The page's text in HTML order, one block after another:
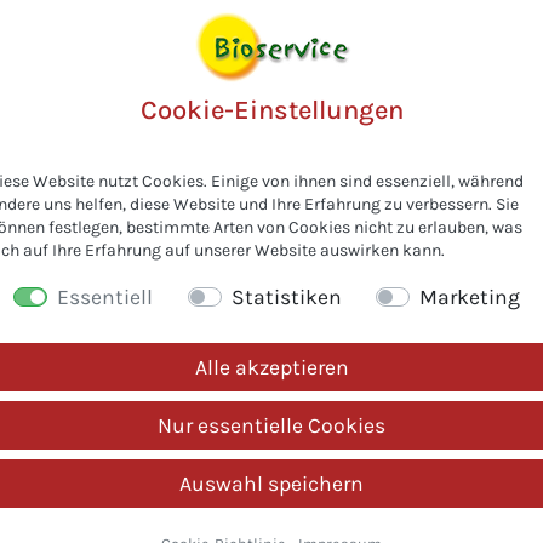
Rezeptberater
Cookie-Einstellungen
Website nutzt Cookies. Einige von ihnen sind essenziell, während
uns helfen, diese Website und Ihre Erfahrung zu verbessern. Sie
festlegen, bestimmte Arten von Cookies nicht zu erlauben, was
auf Ihre Erfahrung auf unserer Website auswirken kann.
Essentiell Statistiken Marketing
Alle akzeptieren
Nur essentielle Cookies
Auswahl speichern